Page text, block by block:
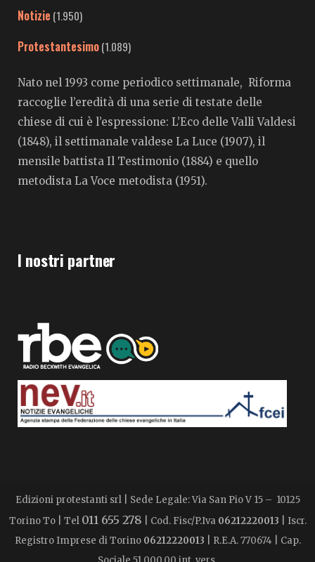
Notizie (1.950)
Protestantesimo(1.089)
Nato nel 1993 come periodico settimanale, Riforma
raccoglie l’eredità di una serie di testate delle
chiese di cui è l’espressione: L’Eco delle Valli Valdesi
(1848), il settimanale valdese La Luce (1907), il
mensile battista Il Testimonio (1884) e quello
metodista La Voce metodista (1951).
I nostri partner
Edizioni protestanti srl | Sede Legale: Via San Pio V 15 – 10125
Torino To | Tel 011 655 278 | Cod. Fisc/P.Iva 06212220013 | Iscr.
Registro Imprese di Torino 06212220013 | R.E.A. 770674 | Cap.